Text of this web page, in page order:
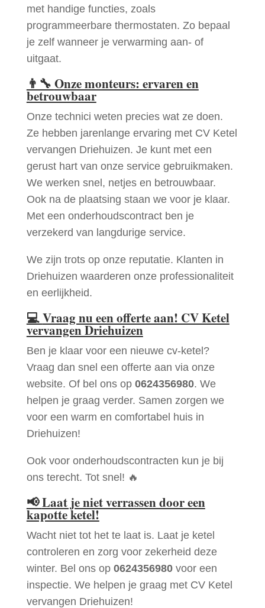
met handige functies, zoals
programmeerbare thermostaten. Zo bepaal
je zelf wanneer je verwarming aan- of
uitgaat.
👨‍🔧 Onze monteurs: ervaren en
betrouwbaar
Onze technici weten precies wat ze doen.
Ze hebben jarenlange ervaring met CV Ketel
vervangen Driehuizen. Je kunt met een
gerust hart van onze service gebruikmaken.
We werken snel, netjes en betrouwbaar.
Ook na de plaatsing staan we voor je klaar.
Met een onderhoudscontract ben je
verzekerd van langdurige service.
We zijn trots op onze reputatie. Klanten in
Driehuizen waarderen onze professionaliteit
en eerlijkheid.
💻Vraag nu een offerte aan! CV Ketel
vervangen Driehuizen
Ben je klaar voor een nieuwe cv-ketel?
Vraag dan snel een offerte aan via onze
website. Of bel ons op 0624356980. We
helpen je graag verder. Samen zorgen we
voor een warm en comfortabel huis in
Driehuizen!
Ook voor onderhoudscontracten kun je bij
ons terecht. Tot snel! 🔥
📢Laat je niet verrassen door een
kapotte ketel!
Wacht niet tot het te laat is. Laat je ketel
controleren en zorg voor zekerheid deze
winter. Bel ons op 0624356980voor een
inspectie. We helpen je graag met CV Ketel
vervangen Driehuizen!